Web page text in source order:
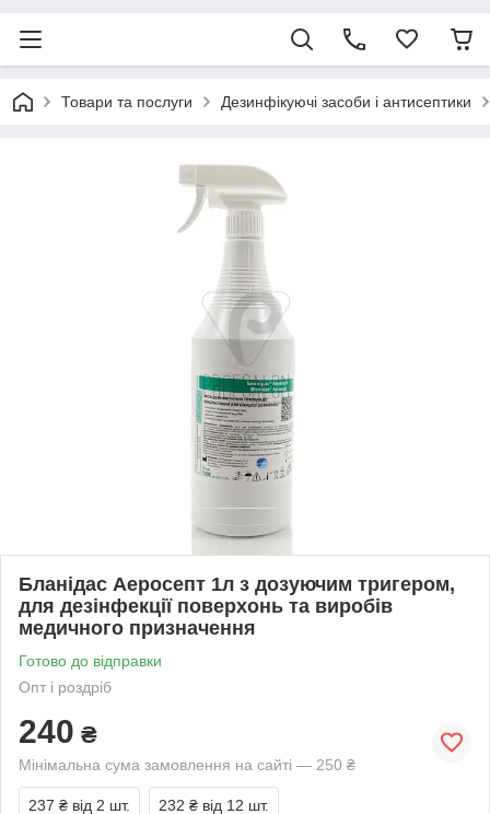
Товари та послуги Дезинфікуючі засоби і антисептики
Бланідас Аеросепт 1л з дозуючим тригером,
для дезінфекції поверхонь та виробів
медичного призначення
Готово до відправки
Опт і роздріб
240 ₴
Мінімальна сума замовлення на сайті — 250 ₴
237 ₴ від 2 шт. 232 ₴ від 12 шт.